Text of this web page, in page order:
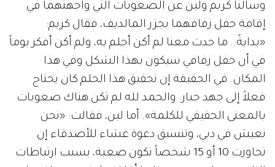
وسألنا كريم ولين عن الصعوبات التي واجهتهما في
إقامة حفل زفافهما بجزر المالديف، فقال كريم:
«بدايةً.. ما حدث معنا لم أكن أحلم به، ولم أكن أفكر يوماً
في أن حفل زفافي سيكون بهذا الشكل وفي هذا
المكان. في الحقيقة إن تحقيق هذا الحلم كان يحتاج
فعلاً إلى جهد جبار. والحمد لله لم تكن هناك صعوبات
بالمعنى الحقيقي للكلمة». أما لين، فقالت: «نحن
نعيش في دبي، وتنسيق دعوة عشاء للأصدقاء إن
تجاوزت 10 أو 15 شخصاً تكون صعبة، بسبب ارتباطات